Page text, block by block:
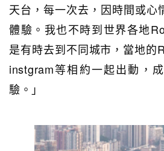
天台，每一次去，因時間或心
體驗。我也不時到世界各地
是有時去到不同城市，當地的
instgram等相約一起出動，
驗。」